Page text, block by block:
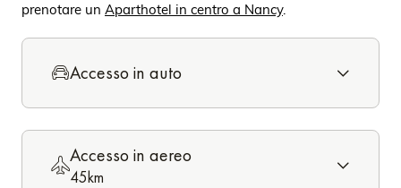
prenotare un Aparthotel in centro a Nancy.
Accesso in auto
Accesso in aereo
45km